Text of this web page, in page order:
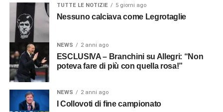
TUTTE LE NOTIZIE 5 giorni ago
Nessuno calciava come Legrotaglie
NEWS 2 anni ago
ESCLUSIVA – Branchini su Allegri: “Non
poteva fare di più con quella rosa!”
NEWS 2 anni ago
I Collovoti di fine campionato